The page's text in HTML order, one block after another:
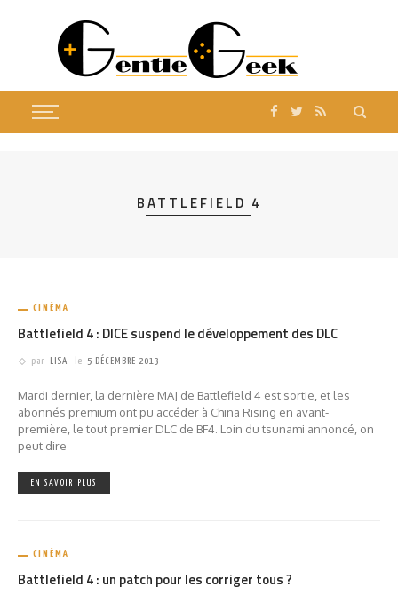
BATTLEFIELD 4
CINÉMA
Battlefield 4 : DICE suspend le développement des DLC
par LISA le 5 DÉCEMBRE 2013
Mardi dernier, la dernière MAJ de Battlefield 4 est sortie, et les
abonnés premium ont pu accéder à China Rising en avant-
première, le tout premier DLC de BF4. Loin du tsunami annoncé, on
peut dire
EN SAVOIR PLUS
CINÉMA
Battlefield 4 : un patch pour les corriger tous ?